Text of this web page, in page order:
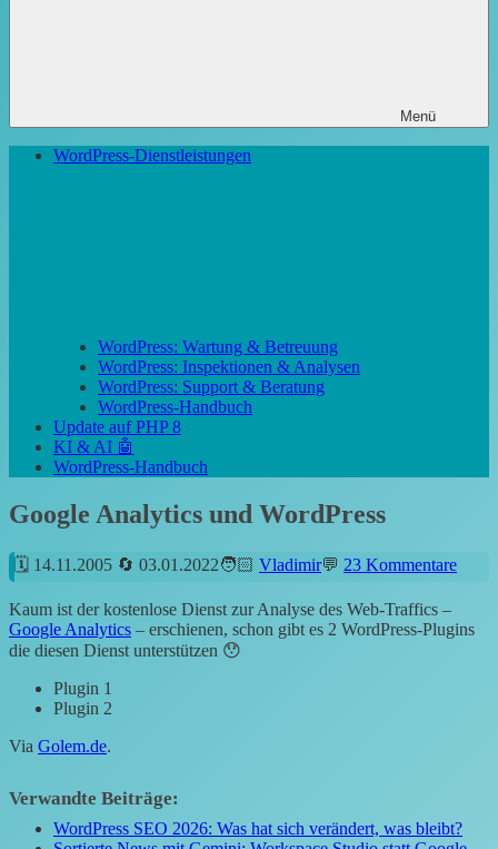
Menü
WordPress-Dienstleistungen
WordPress: Wartung & Betreuung
WordPress: Inspektionen & Analysen
WordPress: Support & Beratung
WordPress-Handbuch
Update auf PHP 8
KI & AI 🤖
WordPress-Handbuch
Google Analytics und WordPress
14.11.2005 03.01.2022 Vladimir 23 Kommentare
Kaum ist der kostenlose Dienst zur Analyse des Web-Traffics –
Google Analytics – erschienen, schon gibt es 2 WordPress-Plugins
die diesen Dienst unterstützen 😯
Plugin 1
Plugin 2
Via Golem.de.
Verwandte Beiträge:
WordPress SEO 2026: Was hat sich verändert, was bleibt?